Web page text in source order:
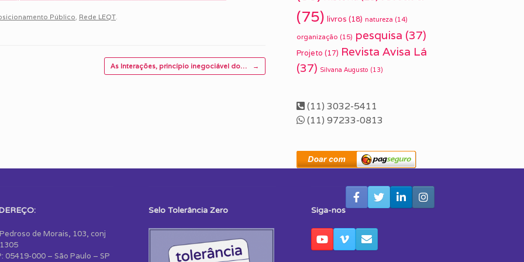
Público, Rede LEQT.
As Interações, princípio inegociável do… →
(75) livros (18) natureza (14)
organização (15) pesquisa (37)
Projeto (17) Revista Avisa Lá
(37) Silvana Augusto (13)
(11) 3032-5411
(11) 97233-0813
de Morais, 103, conj
05419-000 – São Paulo – SP
Selo Tolerância Zero Siga-nos